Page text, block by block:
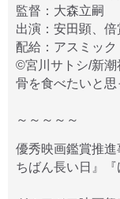
監督：大森立嗣
出演：安田顕、
配給：アスミック
©宮川サトシ/新
骨を食べたいと
～～～～～
優秀映画鑑賞推
ちばん長い日』『